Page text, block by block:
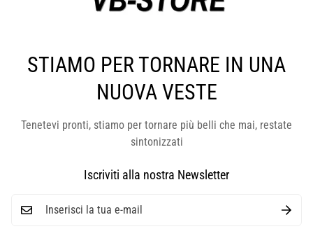
STIAMO PER TORNARE IN UNA
NUOVA VESTE
Tenetevi pronti, stiamo per tornare più belli che mai, restate
sintonizzati
Iscriviti alla nostra Newsletter